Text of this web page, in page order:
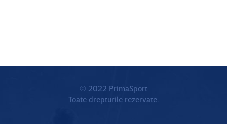
© 2022 PrimaSport
Toate drepturile rezervate.